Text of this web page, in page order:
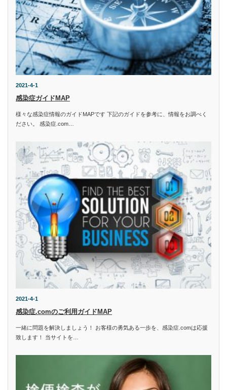
2021-4-1
感染症ガイドMAP
様々な感染症情報のガイドMAPです 下記のガイドを参考に、情報をお調べく
ださい。 感染症.com…
2021-4-1
感染症.comのご利用ガイドMAP
一緒に問題を解決しましょう！ お客様の勇気ある一歩を、感染症.comは応援
致します！ 当サイトを…